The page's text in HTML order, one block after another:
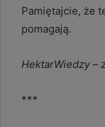
Pamiętajcie, że
pomagają.
HektarWiedzy –
***